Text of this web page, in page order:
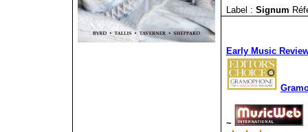
Label : Signum
Early Music
~